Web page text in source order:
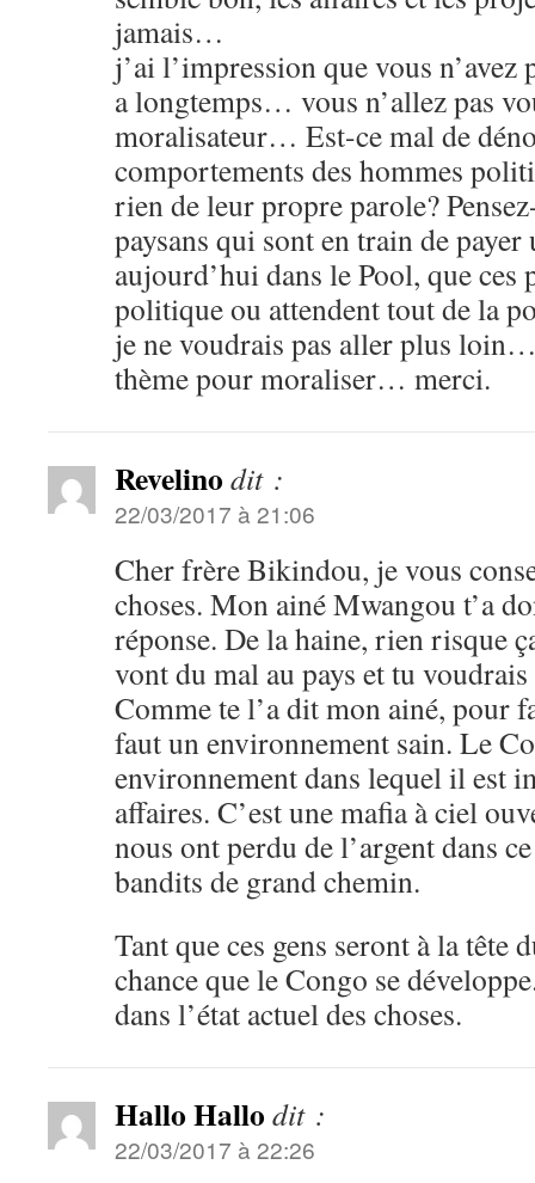
jamais…
j’ai l’impression que vous
a longtemps… vous n’allez pas
moralisateur… Est-ce mal de
comportements des hommes
rien de leur propre parole?
paysans qui sont en train de
aujourd’hui dans le Pool, que ces
politique ou attendent tout de la
je ne voudrais pas aller plus
thème pour moraliser… merci.
Revelino dit :
22/03/2017 à 21:06
Cher frère Bikindou, je vous
choses. Mon ainé Mwangou t’a
réponse. De la haine, rien risque
vont du mal au pays et tu voudrais
Comme te l’a dit mon ainé, pour
faut un environnement sain. Le
environnement dans lequel il est
affaires. C’est une mafia à ciel
nous ont perdu de l’argent dans
bandits de grand chemin.
Tant que ces gens seront à la tête
chance que le Congo se
dans l’état actuel des choses.
Hallo Hallo dit :
22/03/2017 à 22:26